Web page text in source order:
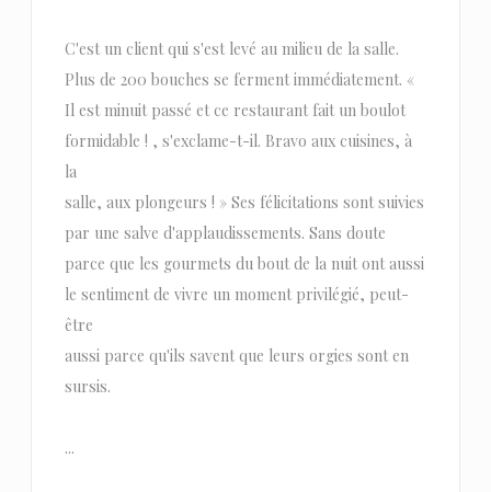
C'est un client qui s'est levé au milieu de la salle.
Plus de 200 bouches se ferment immédiatement. «
Il est minuit passé et ce restaurant fait un boulot
formidable ! , s'exclame-t-il. Bravo aux cuisines, à
la
salle, aux plongeurs ! » Ses félicitations sont suivies
par une salve d'applaudissements. Sans doute
parce que les gourmets du bout de la nuit ont aussi
le sentiment de vivre un moment privilégié, peut-
être
aussi parce qu'ils savent que leurs orgies sont en
sursis.
...